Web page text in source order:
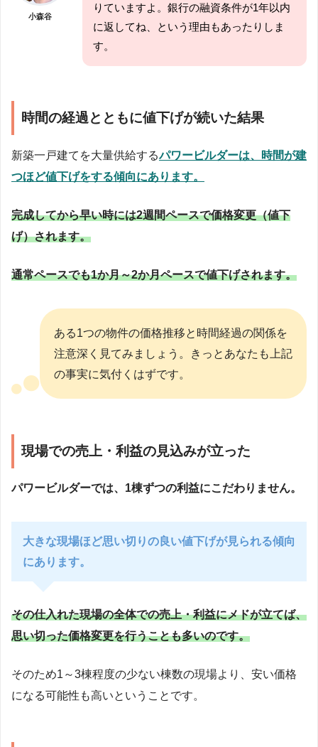
小森谷
りていますよ。銀行の融資条件が1年以内
に返してね、という理由もあったりしま
す。
時間の経過とともに値下げが続いた結果
新築一戸建てを大量供給するパワービルダーは、時間が建
つほど値下げをする傾向にあります。
完成してから早い時には2週間ペースで価格変更（値下
げ）されます。
通常ペースでも1か月～2か月ペースで値下げされます。
ある1つの物件の価格推移と時間経過の関係を
注意深く見てみましょう。きっとあなたも上記
の事実に気付くはずです。
現場での売上・利益の見込みが立った
パワービルダーでは、1棟ずつの利益にこだわりません。
大きな現場ほど思い切りの良い値下げが見られる傾向
にあります。
その仕入れた現場の全体での売上・利益にメドが立てば、
思い切った価格変更を行うことも多いのです。
そのため1～3棟程度の少ない棟数の現場より、安い価格
になる可能性も高いということです。